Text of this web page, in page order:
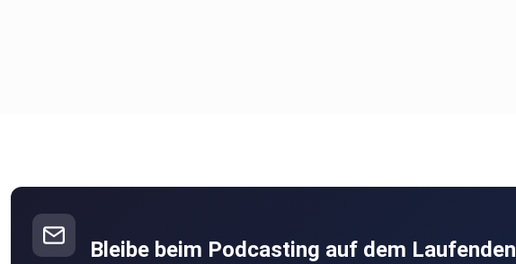
Bleibe beim Podcasting auf dem Laufenden